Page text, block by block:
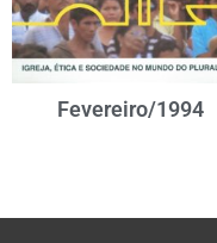
Fevereiro/1994